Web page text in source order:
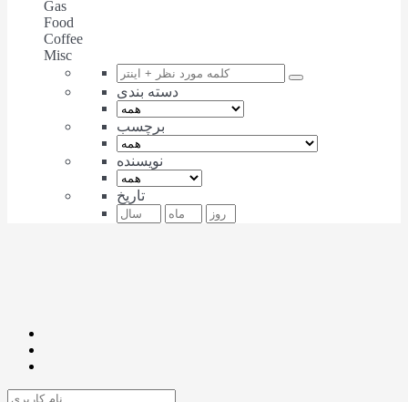
Gas
Food
Coffee
Misc
دسته بندی
برچسب
نویسنده
تاریخ